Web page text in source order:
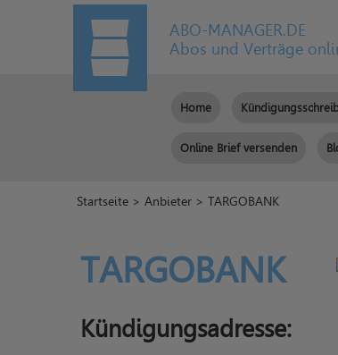
ABO-MANAGER.DE
Abos und Verträge
Home
Online Brief versenden
Startseite >Anbieter > TARGOBANK
TARGOBANK
Kündigungsadresse: